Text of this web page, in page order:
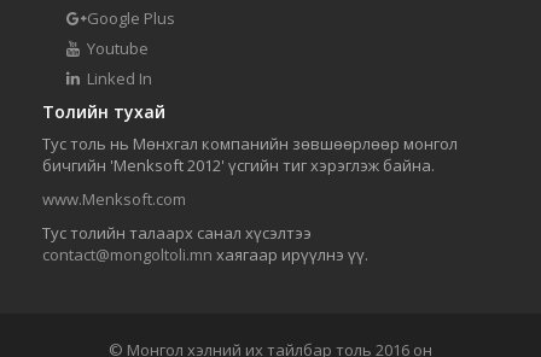
Google Plus
Youtube
Linked In
Толийн тухай
Тус толь нь Мөнхгал компанийн зөвшөөрлөөр монгол
бичгийн 'Menksoft 2012' үсгийн тиг хэрэглэж байна.
www.Menksoft.com
Тус толийн талаарх санал хүсэлтээ
contact@mongoltoli.mn хаягаар ирүүлнэ үү.
© Монгол хэлний их тайлбар толь 2016 он